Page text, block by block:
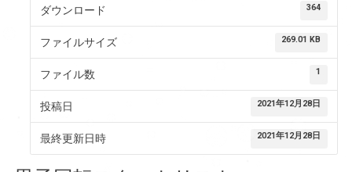
ダウンロード 364
ファイルサイズ 269.01 KB
ファイル数 1
投稿日 2021年12月28日
最終更新日時 2021年12月28日